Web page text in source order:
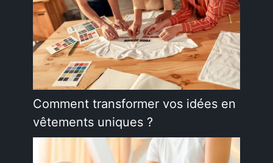
Comment transformer vos idées en
vêtements uniques ?